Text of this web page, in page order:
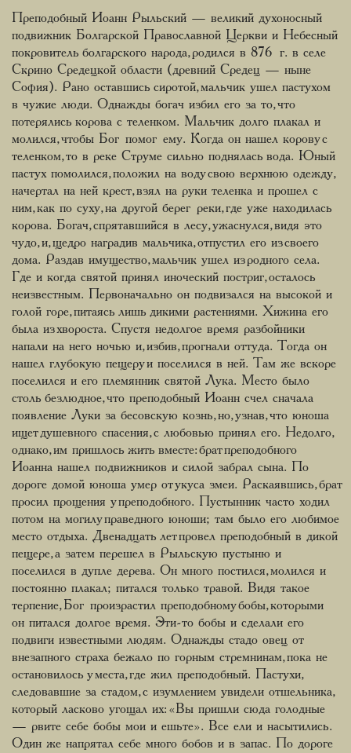
Преподобный Иоанн Рыльский — великий духоносный
подвижник Болгарской Православной Церкви и Небесный
покровитель болгарского народа, родился в 876 г. в селе
Скрино Средецкой области (древний Средец — ныне
София). Рано оставшись сиротой, мальчик ушел пастухом
в чужие люди. Однажды богач избил его за то, что
потерялись корова с теленком. Мальчик долго плакал и
молился, чтобы Бог помог ему. Когда он нашел корову с
теленком, то в реке Струме сильно поднялась вода. Юный
пастух помолился, положил на воду свою верхнюю одежду,
начертал на ней крест, взял на руки теленка и прошел с
ним, как по суху, на другой берег реки, где уже находилась
корова. Богач, спрятавшийся в лесу, ужаснулся, видя это
чудо, и, щедро наградив мальчика, отпустил его из своего
дома. Раздав имущество, мальчик ушел из родного села.
Где и когда святой принял иноческий постриг, осталось
неизвестным. Первоначально он подвизался на высокой и
голой горе, питаясь лишь дикими растениями. Хижина его
была из хвороста. Спустя недолгое время разбойники
напали на него ночью и, избив, прогнали оттуда. Тогда он
нашел глубокую пещеру и поселился в ней. Там же вскоре
поселился и его племянник святой Лука. Место было
столь безлюдное, что преподобный Иоанн счел сначала
появление Луки за бесовскую кознь, но, узнав, что юноша
ищет душевного спасения, с любовью принял его. Недолго,
однако, им пришлось жить вместе: брат преподобного
Иоанна нашел подвижников и силой забрал сына. По
дороге домой юноша умер от укуса змеи. Раскаявшись, брат
просил прощения у преподобного. Пустынник часто ходил
потом на могилу праведного юноши; там было его любимое
место отдыха. Двенадцать лет провел преподобный в дикой
пещере, а затем перешел в Рыльскую пустыню и
поселился в дупле дерева. Он много постился, молился и
постоянно плакал; питался только травой. Видя такое
терпение, Бог произрастил преподобному бобы, которыми
он питался долгое время. Эти-то бобы и сделали его
подвиги известными людям. Однажды стадо овец от
внезапного страха бежало по горным стремнинам, пока не
остановилось у места, где жил преподобный. Пастухи,
следовавшие за стадом, с изумлением увидели отшельника,
который ласково угощал их: «Вы пришли сюда голодные
— рвите себе бобы мои и ешьте». Все ели и насытились.
Один же напрятал себе много бобов и в запас. По дороге